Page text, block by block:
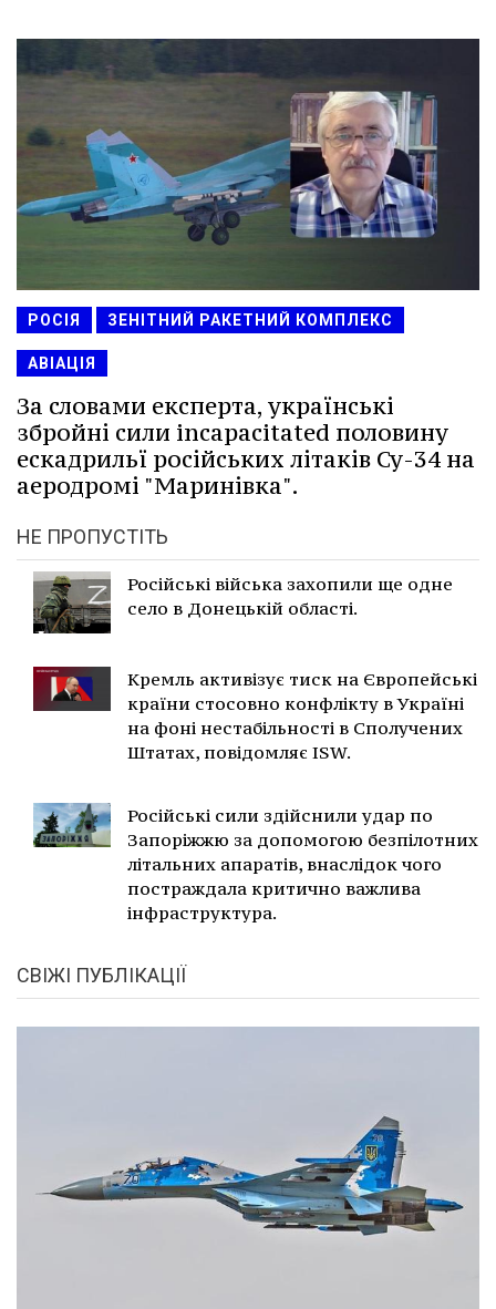
РОСІЯ ЗЕНІТНИЙ РАКЕТНИЙ КОМПЛЕКС
АВІАЦІЯ
За словами експерта, українські
збройні сили incapacitated половину
ескадрильї російських літаків Су-34 на
аеродромі "Маринівка".
НЕ ПРОПУСТІТЬ
Російські війська захопили ще одне
село в Донецькій області.
Кремль активізує тиск на Європейські
країни стосовно конфлікту в Україні
на фоні нестабільності в Сполучених
Штатах, повідомляє ISW.
Російські сили здійснили удар по
Запоріжжю за допомогою безпілотних
літальних апаратів, внаслідок чого
постраждала критично важлива
інфраструктура.
СВІЖІ ПУБЛІКАЦІЇ